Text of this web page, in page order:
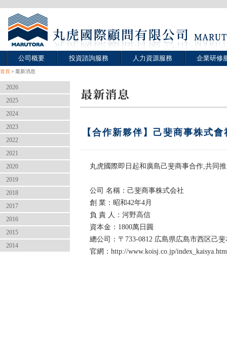
公司概要 投資諮詢服務 人力資源服務 企業研修
首頁＞最新消息
2026
2025
2024
2023
2022
2021
2020
2019
2018
2017
2016
2015
2014
【合作新夥伴】己斐商事株式
丸虎國際即日起和廣島己斐商事合作,共同
公司 名稱：己斐商事株式会社
創 業：昭和42年4月
負 責 人：河野高信
資本金：1800萬日圓
總公司：〒733-0812 広島県広島市西区己
官網：http://www.koisj.co.jp/